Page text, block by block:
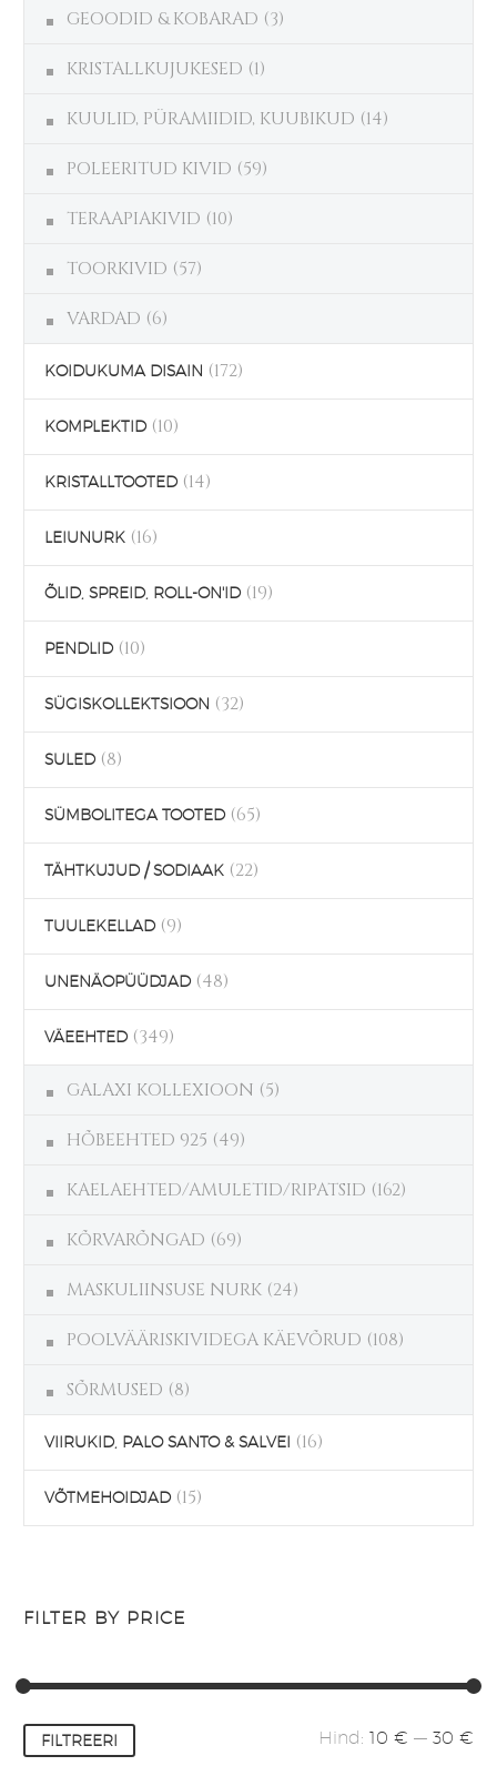
GEOODID & KOBARAD (3)
KRISTALLKUJUKESED (1)
KUULID, PÜRAMIIDID, KUUBIKUD (14)
POLEERITUD KIVID (59)
TERAAPIAKIVID (10)
TOORKIVID (57)
VARDAD (6)
KOIDUKUMA DISAIN (172)
KOMPLEKTID (10)
KRISTALLTOOTED (14)
LEIUNURK (16)
ÕLID, SPREID, ROLL-ON'ID (19)
PENDLID (10)
SÜGISKOLLEKTSIOON (32)
SULED (8)
SÜMBOLITEGA TOOTED (65)
TÄHTKUJUD / SODIAAK (22)
TUULEKELLAD (9)
UNENÄOPÜÜDJAD (48)
VÄEEHTED (349)
GALAXI KOLLEXIOON (5)
HÕBEEHTED 925 (49)
KAELAEHTED/AMULETID/RIPATSID (162)
KÕRVARÕNGAD (69)
MASKULIINSUSE NURK (24)
POOLVÄÄRISKIVIDEGA KÄEVÕRUD (108)
SÕRMUSED (8)
VIIRUKID, PALO SANTO & SALVEI (16)
VÕTMEHOIDJAD (15)
FILTER BY PRICE
Minimaalne
hind
Maksimaalne
hind
FILTREERI Hind: 10 € — 30 €